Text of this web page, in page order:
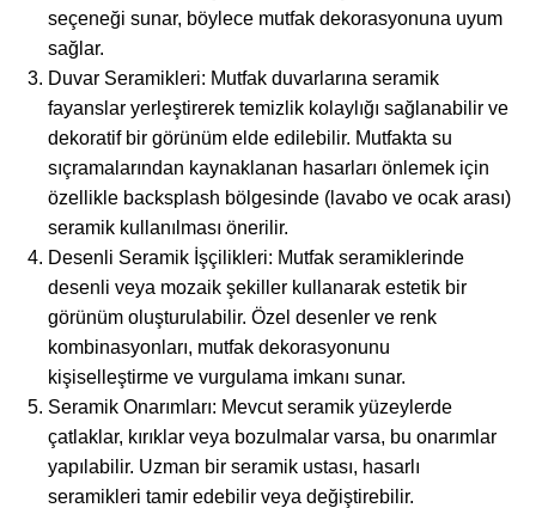
seçeneği sunar, böylece mutfak dekorasyonuna uyum
sağlar.
Duvar Seramikleri: Mutfak duvarlarına seramik
fayanslar yerleştirerek temizlik kolaylığı sağlanabilir ve
dekoratif bir görünüm elde edilebilir. Mutfakta su
sıçramalarından kaynaklanan hasarları önlemek için
özellikle backsplash bölgesinde (lavabo ve ocak arası)
seramik kullanılması önerilir.
Desenli Seramik İşçilikleri: Mutfak seramiklerinde
desenli veya mozaik şekiller kullanarak estetik bir
görünüm oluşturulabilir. Özel desenler ve renk
kombinasyonları, mutfak dekorasyonunu
kişiselleştirme ve vurgulama imkanı sunar.
Seramik Onarımları: Mevcut seramik yüzeylerde
çatlaklar, kırıklar veya bozulmalar varsa, bu onarımlar
yapılabilir. Uzman bir seramik ustası, hasarlı
seramikleri tamir edebilir veya değiştirebilir.